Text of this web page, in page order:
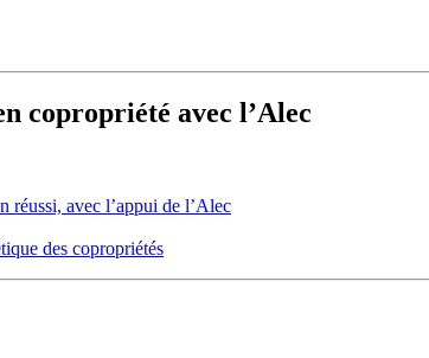
copropriété avec l’Alec
réussi, avec l’appui de l’Alec
des copropriétés